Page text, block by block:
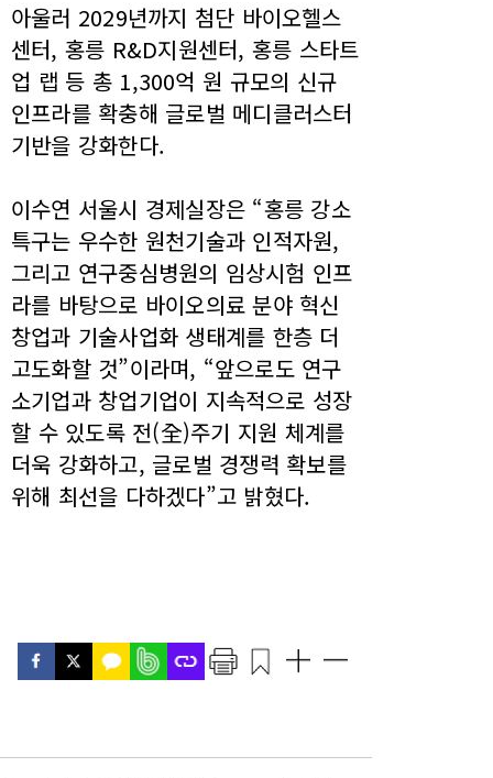
아울러 2029년까지 첨단 바이오헬스
센터, 홍릉 R&D지원센터, 홍릉 스타트
업 랩 등 총 1,300억 원 규모의 신규
인프라를 확충해 글로벌 메디클러스터
기반을 강화한다.
이수연 서울시 경제실장은 “홍릉 강소
특구는 우수한 원천기술과 인적자원,
그리고 연구중심병원의 임상시험 인프
라를 바탕으로 바이오의료 분야 혁신
창업과 기술사업화 생태계를 한층 더
고도화할 것”이라며, “앞으로도 연구
소기업과 창업기업이 지속적으로 성장
할 수 있도록 전(全)주기 지원 체계를
더욱 강화하고, 글로벌 경쟁력 확보를
위해 최선을 다하겠다”고 밝혔다.